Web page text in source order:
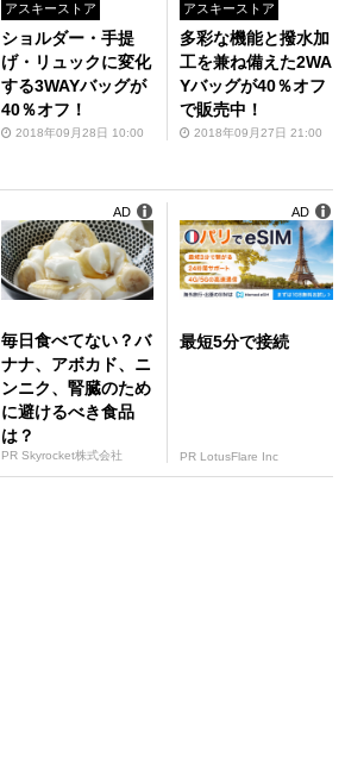
アスキーストア
ショルダー・手提
げ・リュックに変化
する3WAYバッグが
40％オフ！
2018年09月28日 10:00
アスキーストア
多彩な機能と撥水加
工を兼ね備えた2WA
Yバッグが40％オフ
で販売中！
2018年09月27日 21:00
毎日食べてない？バ
ナナ、アボカド、ニ
ンニク、腎臓のため
に避けるべき食品
は？
PR Skyrocket株式会社
AD
最短5分で接続
PR LotusFlare Inc
AD